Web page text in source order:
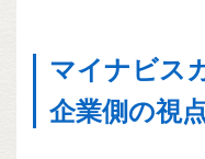
マイナビス
企業側の視